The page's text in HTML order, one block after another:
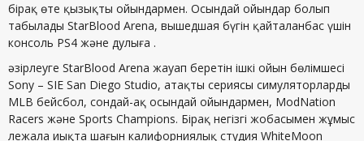
бірақ өте қызықты ойындармен. Осындай ойындар болып
табылады StarBlood Arena, вышедшая бүгін қайталанбас үшін
консоль PS4 және дулыға .
әзірлеуге StarBlood Arena жауап беретін ішкі ойын бөлімшесі
Sony – SIE San Diego Studio, атақты сериясы симуляторларды
MLB бейсбол, сондай-ақ осындай ойындармен, ModNation
Racers және Sports Champions. Бірақ негізгі жобасымен жұмыс
лежала иықта шағын калифорниялық студия WhiteMoon